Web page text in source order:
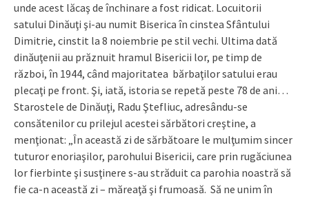
unde acest lăcaş de închinare a fost ridicat. Locuitorii
satului Dinăuţi şi-au numit Biserica în cinstea Sfântului
Dimitrie, cinstit la 8 noiembrie pe stil vechi. Ultima dată
dinăuţenii au prăznuit hramul Bisericii lor, pe timp de
război, în 1944, când majoritatea bărbaţilor satului erau
plecaţi pe front. Şi, iată, istoria se repetă peste 78 de ani…
Starostele de Dinăuţi, Radu Ştefliuc, adresându-se
consătenilor cu prilejul acestei sărbători creştine, a
menţionat: „În această zi de sărbătoare le mulţumim sincer
tuturor enoriaşilor, parohului Bisericii, care prin rugăciunea
lor fierbinte şi susţinere s-au străduit ca parohia noastră să
fie ca-n această zi – măreaţă şi frumoasă. Să ne unim în